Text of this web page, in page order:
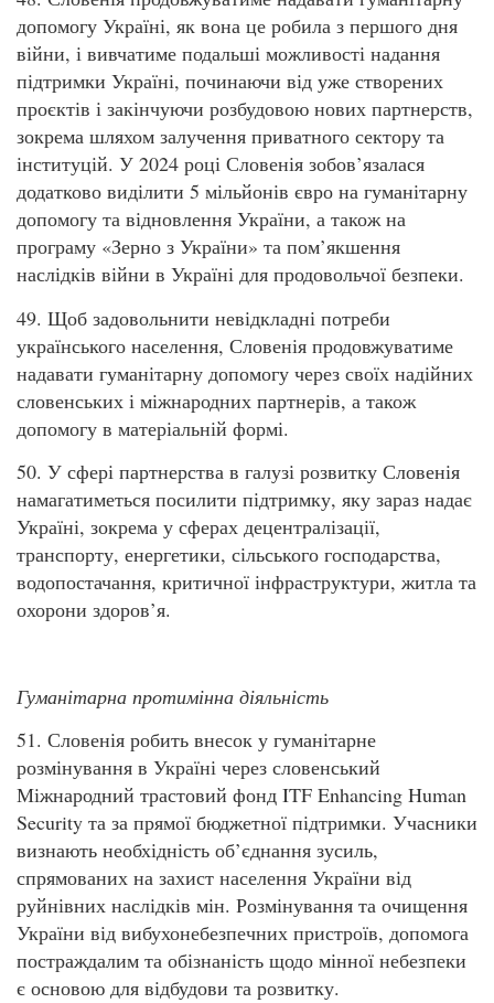
допомогу Україні, як вона це робила з першого дня
війни, і вивчатиме подальші можливості надання
підтримки Україні, починаючи від уже створених
проєктів і закінчуючи розбудовою нових партнерств,
зокрема шляхом залучення приватного сектору та
інституцій. У 2024 році Словенія зобов’язалася
додатково виділити 5 мільйонів євро на гуманітарну
допомогу та відновлення України, а також на
програму «Зерно з України» та пом’якшення
наслідків війни в Україні для продовольчої безпеки.
49. Щоб задовольнити невідкладні потреби
українського населення, Словенія продовжуватиме
надавати гуманітарну допомогу через своїх надійних
словенських і міжнародних партнерів, а також
допомогу в матеріальній формі.
50. У сфері партнерства в галузі розвитку Словенія
намагатиметься посилити підтримку, яку зараз надає
Україні, зокрема у сферах децентралізації,
транспорту, енергетики, сільського господарства,
водопостачання, критичної інфраструктури, житла та
охорони здоров’я.
Гуманітарна протимінна діяльність
51. Словенія робить внесок у гуманітарне
розмінування в Україні через словенський
Міжнародний трастовий фонд ITF Enhancing Human
Security та за прямої бюджетної підтримки. Учасники
визнають необхідність об’єднання зусиль,
спрямованих на захист населення України від
руйнівних наслідків мін. Розмінування та очищення
України від вибухонебезпечних пристроїв, допомога
постраждалим та обізнаність щодо мінної небезпеки
є основою для відбудови та розвитку.